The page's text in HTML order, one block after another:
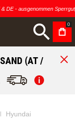
DE - ausgenommen Sperrgut)
0
(AT /
Hyundai